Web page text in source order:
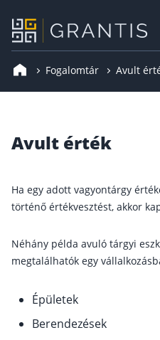
Önkéntes
Nyugdíj
Nyugdíj
Fogalomtár Avult
Avult érték
Ha egy adott vagyontárgy
történő értékvesztést, akkor
Néhány példa avuló tárgyi
megtalálhatók egy
Épületek
Berendezések